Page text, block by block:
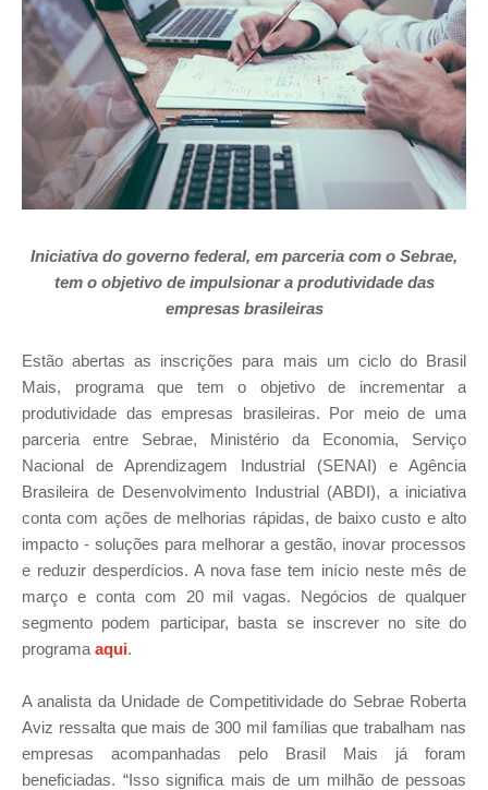
Iniciativa do governo federal, em parceria com o Sebrae,
tem o objetivo de impulsionar a produtividade das
empresas brasileiras
Estão abertas as inscrições para mais um ciclo do Brasil
Mais, programa que tem o objetivo de incrementar a
produtividade das empresas brasileiras. Por meio de uma
parceria entre Sebrae, Ministério da Economia, Serviço
Nacional de Aprendizagem Industrial (SENAI) e Agência
Brasileira de Desenvolvimento Industrial (ABDI), a iniciativa
conta com ações de melhorias rápidas, de baixo custo e alto
impacto - soluções para melhorar a gestão, inovar processos
e reduzir desperdícios. A nova fase tem início neste mês de
março e conta com 20 mil vagas. Negócios de qualquer
segmento podem participar, basta se inscrever no site do
programa aqui.
A analista da Unidade de Competitividade do Sebrae Roberta
Aviz ressalta que mais de 300 mil famílias que trabalham nas
empresas acompanhadas pelo Brasil Mais já foram
beneficiadas. “Isso significa mais de um milhão de pessoas